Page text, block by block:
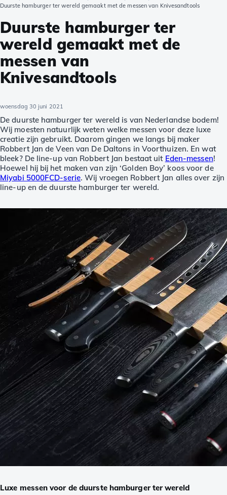
Duurste hamburger ter wereld gemaakt met de messen van Knivesandtools
Duurste hamburger ter
wereld gemaakt met de
messen van
Knivesandtools
woensdag 30 juni 2021
De duurste hamburger ter wereld is van Nederlandse bodem!
Wij moesten natuurlijk weten welke messen voor deze luxe
creatie zijn gebruikt. Daarom gingen we langs bij maker
Robbert Jan de Veen van De Daltons in Voorthuizen. En wat
bleek? De line-up van Robbert Jan bestaat uit Eden-messen!
Hoewel hij bij het maken van zijn ‘Golden Boy’ koos voor de
Miyabi 5000FCD-serie. Wij vroegen Robbert Jan alles over zijn
line-up en de duurste hamburger ter wereld.
Luxe messen voor de duurste hamburger ter wereld